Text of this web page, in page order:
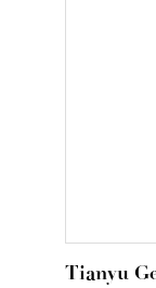
behovene
Tianyu